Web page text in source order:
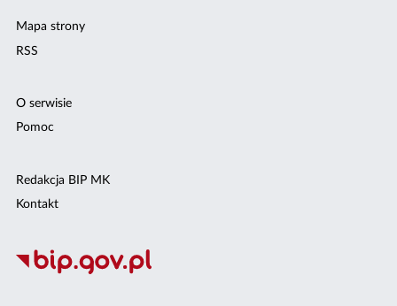
Mapa strony
RSS
O serwisie
Pomoc
Redakcja BIP MK
Kontakt